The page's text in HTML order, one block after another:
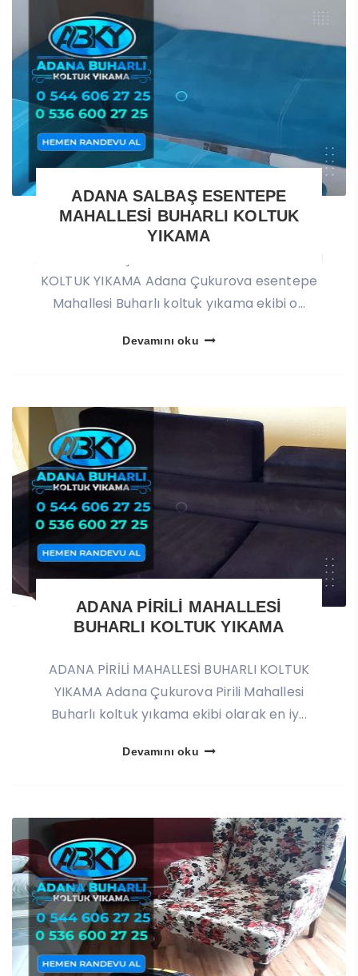
ADANA SALBAŞ ESENTEPE
MAHALLESİ BUHARLI KOLTUK
YIKAMA
ADANA SALBAŞ ESENTEPE MAHALLESİ BUHARLI
KOLTUK YIKAMA Adana Çukurova esentepe
Mahallesi Buharlı koltuk yıkama ekibi o...
Devamını oku
ADANA PİRİLİ MAHALLESİ
BUHARLI KOLTUK YIKAMA
ADANA PİRİLİ MAHALLESİ BUHARLI KOLTUK
YIKAMA Adana Çukurova Pirili Mahallesi
Buharlı koltuk yıkama ekibi olarak en iy...
Devamını oku